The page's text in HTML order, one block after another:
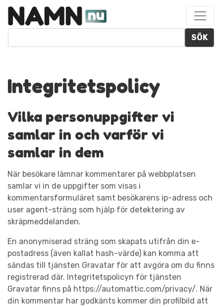
SÖK
Integritetspolicy
Vilka personuppgifter vi
samlar in och varför vi
samlar in dem
När besökare lämnar kommentarer på webbplatsen
samlar vi in de uppgifter som visas i
kommentarsformuläret samt besökarens ip-adress och
user agent-sträng som hjälp för detektering av
skräpmeddelanden.
En anonymiserad sträng som skapats utifrån din e-
postadress (även kallat hash-värde) kan komma att
sändas till tjänsten Gravatar för att avgöra om du finns
registrerad där. Integritetspolicyn för tjänsten
Gravatar finns på https://automattic.com/privacy/. När
din kommentar har godkänts kommer din profilbild att